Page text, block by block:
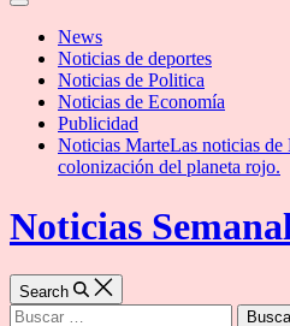
Off
CanvasNews
Noticias de deportes
Noticias de Politica
Noticias de Economía
Publicidad
Noticias MarteLas noticias
colonización del planeta rojo.
Noticias
Search
Buscar: